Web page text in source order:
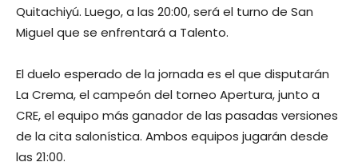
Quitachiyú. Luego, a las 20:00, será el turno de San
Miguel que se enfrentará a Talento.
El duelo esperado de la jornada es el que disputarán
La Crema, el campeón del torneo Apertura, junto a
CRE, el equipo más ganador de las pasadas versiones
de la cita salonística. Ambos equipos jugarán desde
las 21:00.